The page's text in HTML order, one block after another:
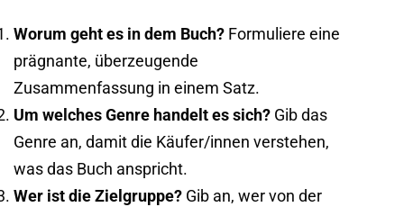
Worum geht es in dem Buch? Formuliere eine
prägnante, überzeugende
Zusammenfassung in einem Satz.
Um welches Genre handelt es sich? Gib das
Genre an, damit die Käufer/innen verstehen,
was das Buch anspricht.
Wer ist die Zielgruppe? Gib an, wer von der